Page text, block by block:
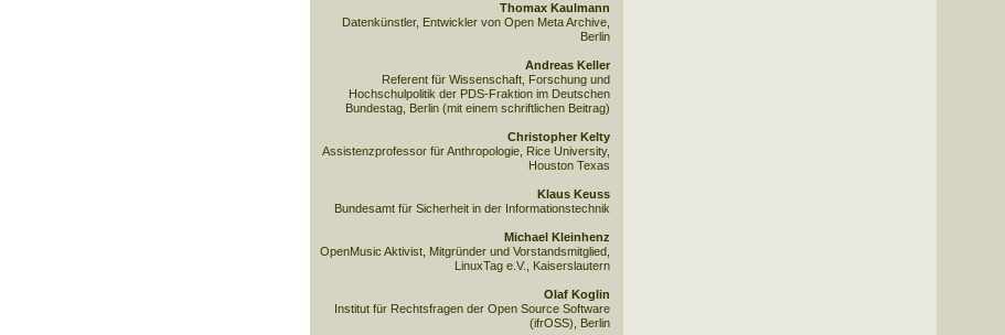
Thomax Kaulmann
Datenkünstler, Entwickler von Open Meta Archive,
Berlin
Andreas Keller
Referent für Wissenschaft, Forschung und
Hochschulpolitik der PDS-Fraktion im Deutschen
Bundestag, Berlin (mit einem schriftlichen Beitrag)
Christopher Kelty
Assistenzprofessor für Anthropologie, Rice University,
Houston Texas
Klaus Keuss
Bundesamt für Sicherheit in der Informationstechnik
Michael Kleinhenz
OpenMusic Aktivist, Mitgründer und Vorstandsmitglied,
LinuxTag e.V., Kaiserslautern
Olaf Koglin
Institut für Rechtsfragen der Open Source Software
(ifrOSS), Berlin